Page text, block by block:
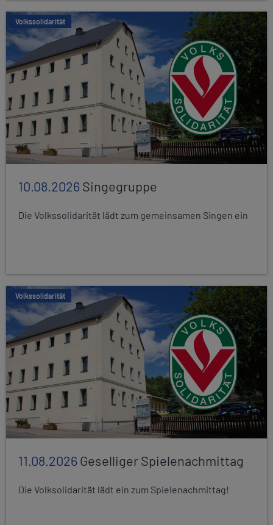
Volkssolidarität
10.08.2026Singegruppe
Die Volkssolidarität lädt zum gemeinsamen Singen ein
Volkssolidarität
11.08.2026Geselliger Spielenachmittag
Die Volksolidarität lädt ein zum Spielenachmittag!